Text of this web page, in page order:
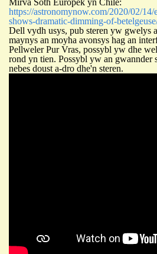
Mirva Soth Europek yn Chile:
https://astronomynow.com/2020/02/14/
shows-dramatic-dimming-of-
Dell vydh usys, pub steren yw gwelys
maynys an moyha avonsys hag an
Pellweler Pur Vras, possybl yw dhe
rond yn tien. Possybl yw an gwannder
nebes doust a-dro dhe'n steren.